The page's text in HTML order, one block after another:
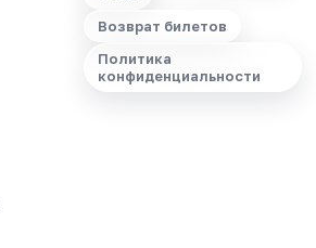
Возврат билетов
Политика
конфиденциальности